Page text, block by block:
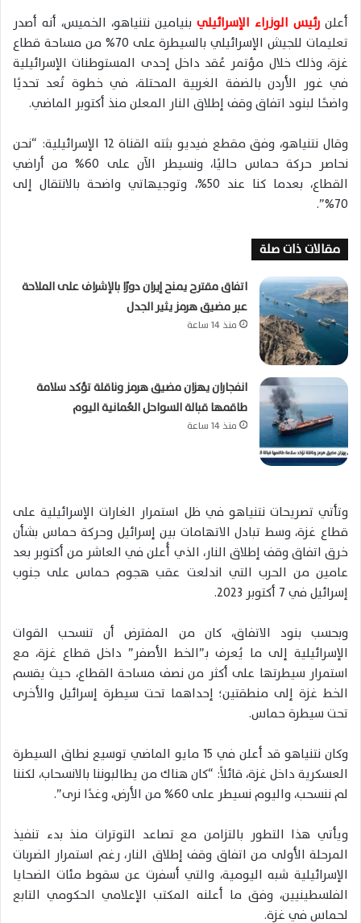
ا
أعلن رئيس الوزراء الإسرائيلي بنيامين نتنياهو، الخميس، أنه أصدر
تعليمات للجيش الإسرائيلي بالسيطرة على 70% من مساحة قطاع
غزة، وذلك خلال مؤتمر عُقد داخل إحدى المستوطنات الإسرائيلية
في غور الأردن بالضفة الغربية المحتلة، في خطوة تُعد تحديًا
واضحًا لبنود اتفاق وقف إطلاق النار المعلن منذ أكتوبر الماضي.
وقال نتنياهو، وفق مقطع فيديو بثته القناة 12 الإسرائيلية: “نحن
نحاصر حركة حماس حاليًا، ونسيطر الآن على 60% من أراضي
القطاع، بعدما كنا عند 50%، وتوجيهاتي واضحة بالانتقال إلى
70%”.
مقالات ذات صلة
اتفاق مقترح يمنح إيران دورًا بالإشراف على الملاحة
عبر مضيق هرمز يثير الجدل
منذ 14 ساعة
انفجاران يهزان مضيق هرمز وناقلة تؤكد سلامة
طاقمها قبالة السواحل العُمانية اليوم
منذ 14 ساعة
وتأتي تصريحات نتنياهو في ظل استمرار الغارات الإسرائيلية على
قطاع غزة، وسط تبادل الاتهامات بين إسرائيل وحركة حماس بشأن
خرق اتفاق وقف إطلاق النار، الذي أُعلن في العاشر من أكتوبر بعد
عامين من الحرب التي اندلعت عقب هجوم حماس على جنوب
إسرائيل في 7 أكتوبر 2023.
وبحسب بنود الاتفاق، كان من المفترض أن تنسحب القوات
الإسرائيلية إلى ما يُعرف بـ”الخط الأصفر” داخل قطاع غزة، مع
استمرار سيطرتها على أكثر من نصف مساحة القطاع، حيث يقسم
الخط غزة إلى منطقتين؛ إحداهما تحت سيطرة إسرائيل والأخرى
تحت سيطرة حماس.
وكان نتنياهو قد أعلن في 15 مايو الماضي توسيع نطاق السيطرة
العسكرية داخل غزة، قائلاً: “كان هناك من يطالبوننا بالانسحاب، لكننا
لم ننسحب، واليوم نسيطر على 60% من الأرض، وغدًا نرى”.
ويأتي هذا التطور بالتزامن مع تصاعد التوترات منذ بدء تنفيذ
المرحلة الأولى من اتفاق وقف إطلاق النار، رغم استمرار الضربات
الإسرائيلية شبه اليومية، والتي أسفرت عن سقوط مئات الضحايا
الفلسطينيين، وفق ما أعلنه المكتب الإعلامي الحكومي التابع
لحماس في غزة.